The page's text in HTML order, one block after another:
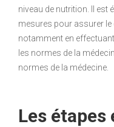
niveau de nutrition. Il est
mesures pour assurer le
notamment en
les normes de la
normes de la médecine.
Les